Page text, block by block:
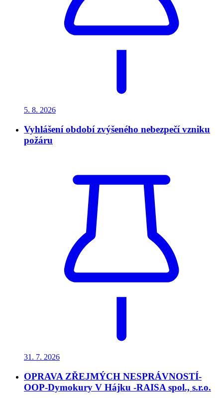
5. 8. 2026
Vyhlášení období zvýšeného nebezpečí vzniku
požáru
31. 7. 2026
OPRAVA ZŘEJMÝCH NESPRÁVNOSTÍ-
OOP-Dymokury V Hájku -RAISA spol., s.r.o.